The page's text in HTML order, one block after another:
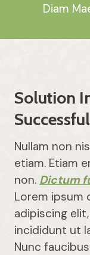
Diam
Solution
Nullam non
etiam. Etiam
non. Dictum
Lorem ipsum
adipiscing
incididunt ut
Nunc